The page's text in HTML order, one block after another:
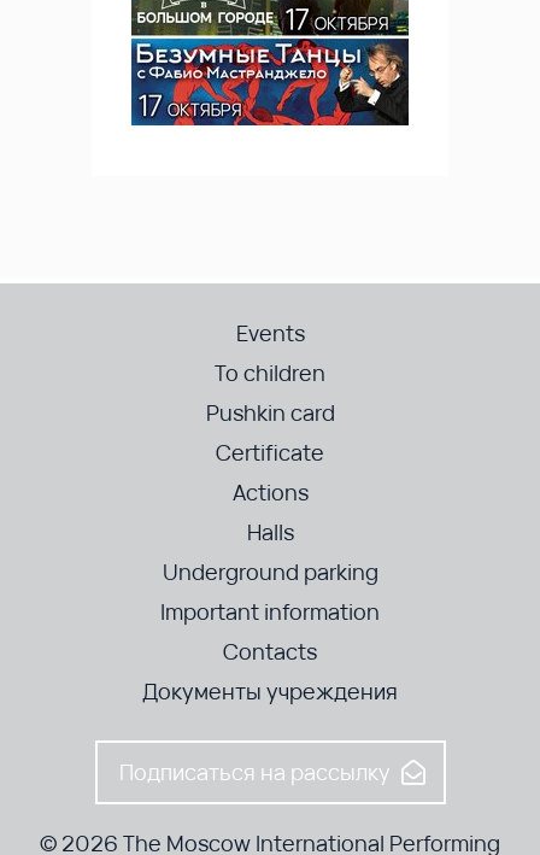
Events
To children
Pushkin card
Certificate
Actions
Halls
Underground parking
Important information
Contacts
Документы учреждения
Подписаться на рассылку
© 2026 The Moscow International Performing